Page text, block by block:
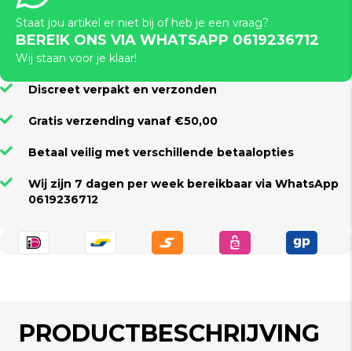
Staat jou artikel er niet bij of heb je een vraag?
BEREIK ONS VIA WHATSAPP 0619236712
Wij staan voor je klaar!
Discreet verpakt en verzonden
Gratis verzending vanaf €50,00
Betaal veilig met verschillende betaalopties
Wij zijn 7 dagen per week bereikbaar via WhatsApp
0619236712
PRODUCTBESCHRIJVING